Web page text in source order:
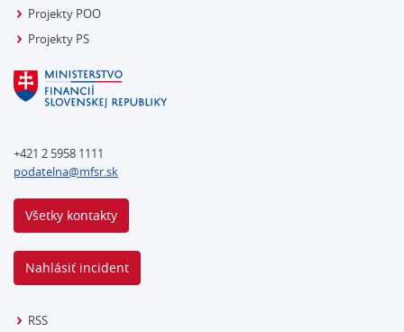
Projekty POO
Projekty PS
+421 2 5958 1111
podatelna@mfsr.sk
Všetky kontakty
Nahlásiť incident
RSS